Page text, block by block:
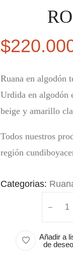
$
Ruana en algodón
Urdida en algodón
beige y amarillo
Todos nuestros
región
Categorias:
Añadir a
de